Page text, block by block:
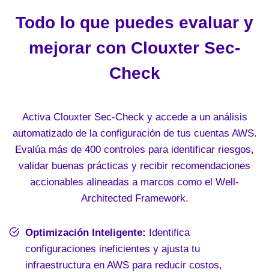
Todo lo que puedes evaluar y
mejorar con Clouxter Sec-
Check
Activa Clouxter Sec-Check y accede a un análisis
automatizado de la configuración de tus cuentas AWS.
Evalúa más de 400 controles para identificar riesgos,
validar buenas prácticas y recibir recomendaciones
accionables alineadas a marcos como el Well-
Architected Framework.
Optimización Inteligente:
Identifica
configuraciones ineficientes y ajusta tu
infraestructura en AWS para reducir costos,